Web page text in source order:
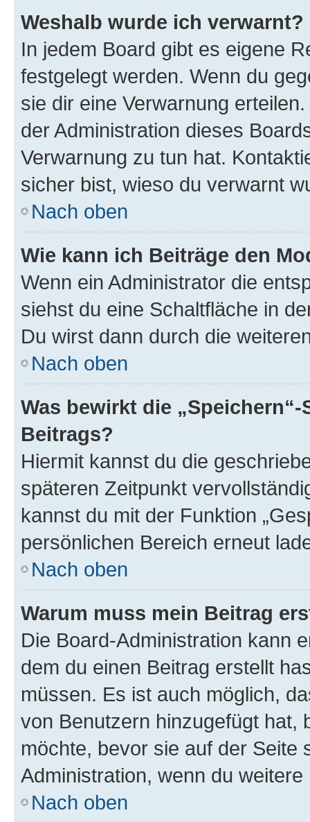
Weshalb wurde ich verwarnt?
In jedem Board gibt es eigene
festgelegt werden. Wenn du
sie dir eine Verwarnung
der Administration dieses
Verwarnung zu tun hat.
sicher bist, wieso du verwarnt
Nach oben
Wie kann ich Beiträge den
Wenn ein Administrator die
siehst du eine Schaltfläche in
Du wirst dann durch die
Nach oben
Was bewirkt die
Beitrags?
Hiermit kannst du die
späteren Zeitpunkt
kannst du mit der Funktion
persönlichen Bereich erneut
Nach oben
Warum muss mein Beitrag
Die Board-Administration kann
dem du einen Beitrag erstellt
müssen. Es ist auch möglich,
von Benutzern hinzugefügt hat,
möchte, bevor sie auf der Seite
Administration, wenn du
Nach oben